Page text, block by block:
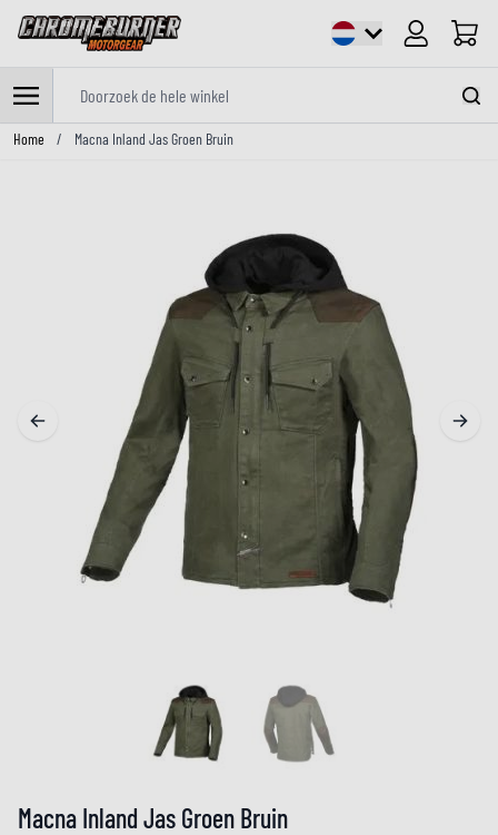
Cart
Ga naar de inhoud
Home / Macna Inland Jas Groen Bruin
Macna Inland Jas Groen Bruin